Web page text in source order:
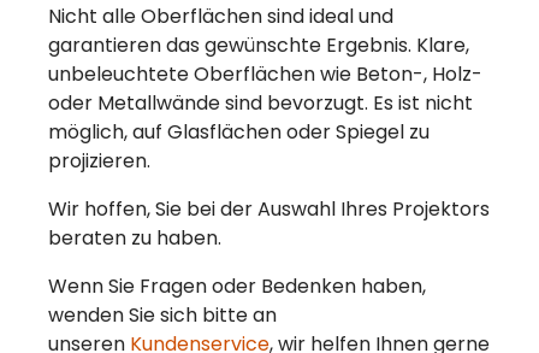
Nicht alle Oberflächen sind ideal und
garantieren das gewünschte Ergebnis. Klare,
unbeleuchtete Oberflächen wie Beton-, Holz-
oder Metallwände sind bevorzugt. Es ist nicht
möglich, auf Glasflächen oder Spiegel zu
projizieren.
Wir hoffen, Sie bei der Auswahl Ihres Projektors
beraten zu haben.
Wenn Sie Fragen oder Bedenken haben,
wenden Sie sich bitte an
unseren Kundenservice, wir helfen Ihnen gerne